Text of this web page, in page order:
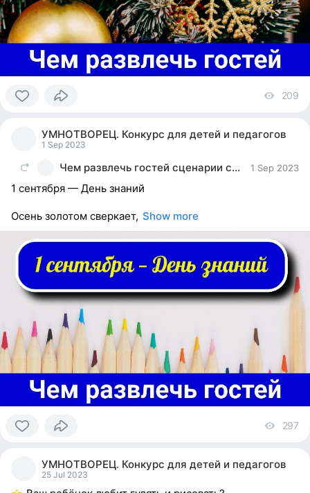
209
УМНОТВОРЕЦ. Конкурс для детей и педагогов
1 Sep 2023
Чем развлечь гостей сценарии сценки поздравления 1 Sep 2023
1 сентября — День знаний
Осень золотом сверкает, Show more
297
УМНОТВОРЕЦ. Конкурс для детей и педагогов
25 Jul 2023